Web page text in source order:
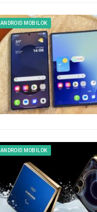
ANDROID MOBILOK
ANDROID MOBILOK